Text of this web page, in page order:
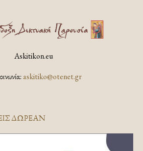
Askitikon.eu
askitiko@otenet.gr
ΔΩΡΕΆΝ